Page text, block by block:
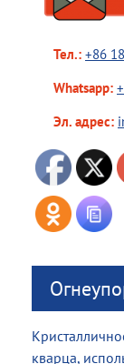
Тел.: +86
Whatsapp:
Эл. адрес:
кварца,